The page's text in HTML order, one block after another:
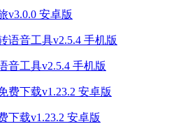
v3.0.0 安卓版
音工具v2.5.4 手机版
下载v1.23.2 安卓版